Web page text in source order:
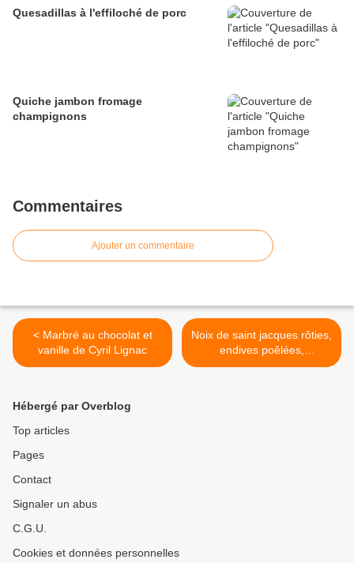
Quesadillas à l'effiloché de porc
Quiche jambon fromage
champignons
Commentaires
Ajouter un commentaire
< Marbré au chocolat et
vanille de Cyril Lignac
Noix de saint jacques rôties,
endives poêlées,
clémentine corse cyril lignac
Hébergé par Overblog
Top articles
Pages
Contact
Signaler un abus
C.G.U.
Cookies et données personnelles